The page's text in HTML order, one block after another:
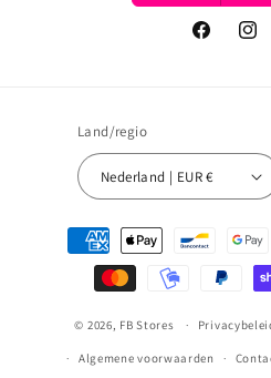
Facebook
Land/regio
Nederland | EUR €
Betaalmethoden
© 2026, FB Stores
Algemene voorwaarden